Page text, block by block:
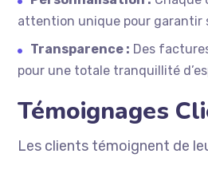
attention unique pour garantir
Transparence : Des
pour une totale tranquillité
Témoignages
Les clients témoignent de